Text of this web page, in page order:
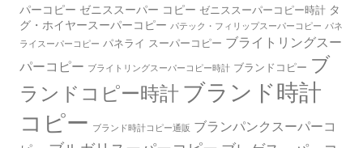
パーコピー ゼニススーパー コピー ゼニススーパーコピー時計 タ
グ・ホイヤースーパーコピー パテック・フィリップスーパーコピー パネ
ライスーパーコピー パネライ スーパーコピー ブライトリングスー
パーコピー ブライトリングスーパーコピー時計 ブランドコピー ブ
ランドコピー時計 ブランド時計
コピー ブランド時計コピー通販 ブランパンクスーパーコ